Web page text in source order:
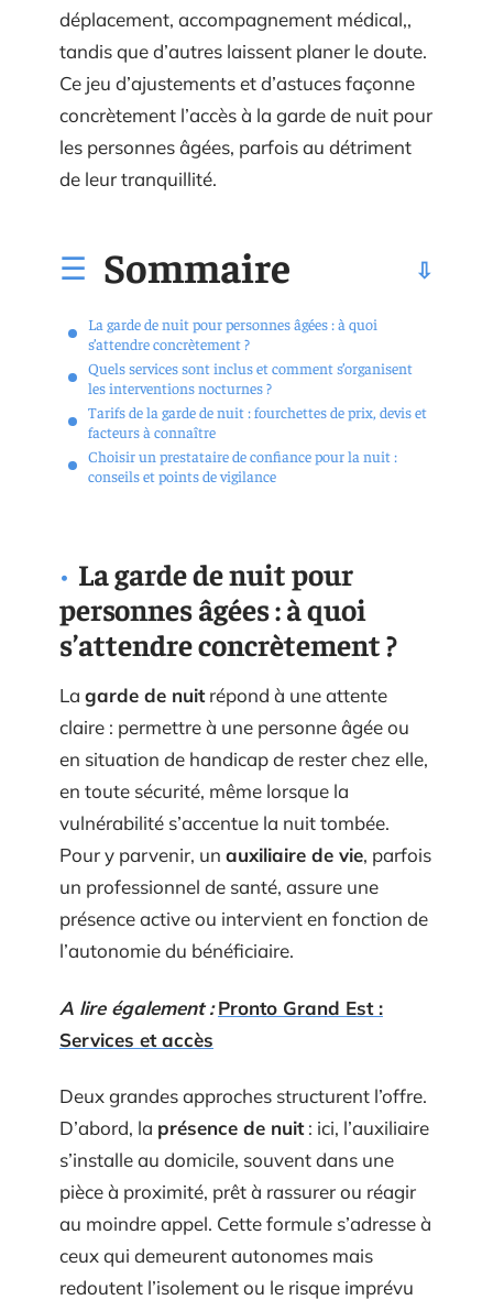
déplacement, accompagnement médical,,
tandis que d’autres laissent planer le doute.
Ce jeu d’ajustements et d’astuces façonne
concrètement l’accès à la garde de nuit pour
les personnes âgées, parfois au détriment
de leur tranquillité.
Sommaire
La garde de nuit pour personnes âgées : à quoi
s’attendre concrètement ?
Quels services sont inclus et comment s’organisent
les interventions nocturnes ?
Tarifs de la garde de nuit : fourchettes de prix, devis et
facteurs à connaître
Choisir un prestataire de confiance pour la nuit :
conseils et points de vigilance
La garde de nuit pour
personnes âgées : à quoi
s’attendre concrètement ?
La garde de nuitrépond à une attente
claire : permettre à une personne âgée ou
en situation de handicap de rester chez elle,
en toute sécurité, même lorsque la
vulnérabilité s’accentue la nuit tombée.
Pour y parvenir, un auxiliaire de vie, parfois
un professionnel de santé, assure une
présence active ou intervient en fonction de
l’autonomie du bénéficiaire.
A lire également : Pronto Grand Est :
Services et accès
Deux grandes approches structurent l’offre.
D’abord, la présence de nuit: ici, l’auxiliaire
s’installe au domicile, souvent dans une
pièce à proximité, prêt à rassurer ou réagir
au moindre appel. Cette formule s’adresse à
ceux qui demeurent autonomes mais
redoutent l’isolement ou le risque imprévu